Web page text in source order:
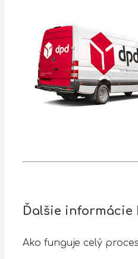
Ďalšie informácie
Ako funguje celý